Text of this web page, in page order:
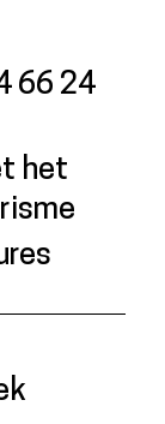
66 24
het